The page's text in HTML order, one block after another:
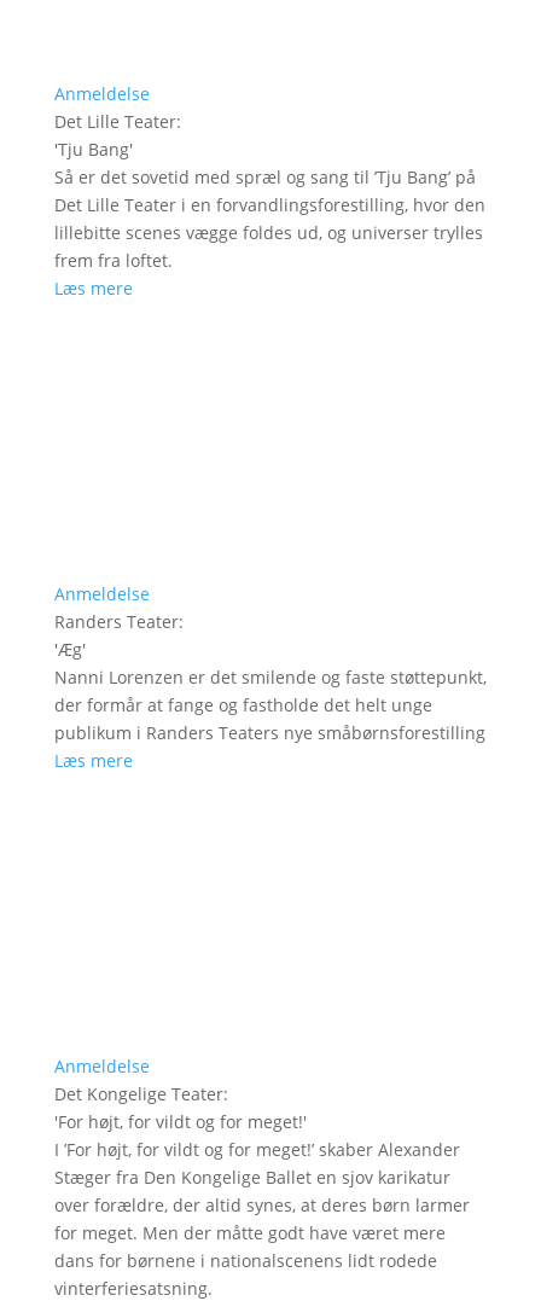
Anmeldelse
Det Lille Teater:
'Tju Bang'
Så er det sovetid med spræl og sang til ’Tju Bang’ på
Det Lille Teater i en forvandlingsforestilling, hvor den
lillebitte scenes vægge foldes ud, og universer trylles
frem fra loftet.
Læs mere
Anmeldelse
Randers Teater:
'Æg'
Nanni Lorenzen er det smilende og faste støttepunkt,
der formår at fange og fastholde det helt unge
publikum i Randers Teaters nye småbørnsforestilling
Læs mere
Anmeldelse
Det Kongelige Teater:
'For højt, for vildt og for meget!'
I ’For højt, for vildt og for meget!’ skaber Alexander
Stæger fra Den Kongelige Ballet en sjov karikatur
over forældre, der altid synes, at deres børn larmer
for meget. Men der måtte godt have været mere
dans for børnene i nationalscenens lidt rodede
vinterferiesatsning.